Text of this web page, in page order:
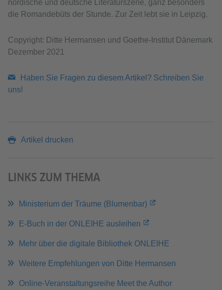
nordische und deutsche Literaturszene, ganz besonders
die Romandebüts der Stunde. Zur Zeit lebt sie in Leipzig.
Copyright: Ditte Hermansen und Goethe-Institut Dänemark
Dezember 2021
Haben Sie Fragen zu diesem Artikel? Schreiben Sie
uns!
Artikel drucken
LINKS ZUM THEMA
Ministerium der Träume (Blumenbar)
E-Buch in der ONLEIHE ausleihen
Mehr über die digitale Bibliothek ONLEIHE
Weitere Empfehlungen von Ditte Hermansen
Online-Veranstaltungsreihe Meet the Author